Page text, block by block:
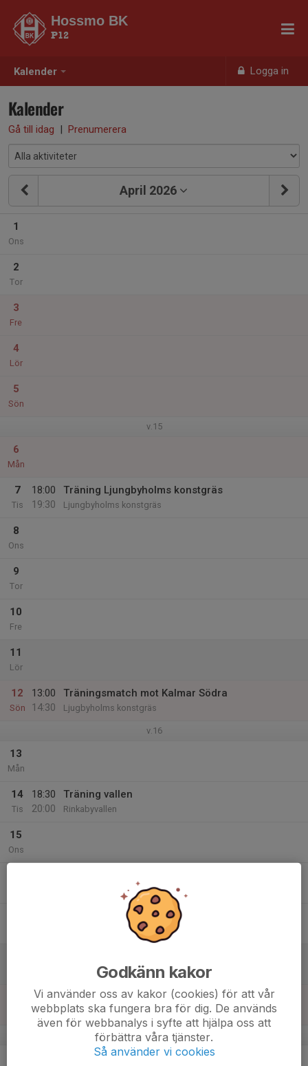
Kalender Logga in
Hossmo BK
P12
Kalender
Gå till idag | Prenumerera
April 2026
1
Ons
2
Tor
3
Fre
4
Lör
5
Sön
v.15
6
Mån
7
Tis
18:00
19:30
Träning Ljungbyholms konstgräs
Ljungbyholms konstgräs
8
Ons
9
Tor
10
Fre
11
Lör
12
Sön
13:00
14:30
Träningsmatch mot Kalmar Södra
Ljugbyholms konstgräs
v.16
13
Mån
14
Tis
18:30
20:00
Träning vallen
Rinkabyvallen
15
Ons
Rinkabyvallen, Rinkabyholm
v.17
Godkänn kakor
Vi använder oss av kakor (cookies) för att vår
webbplats ska fungera bra för dig. De används
även för webbanalys i syfte att hjälpa oss att
förbättra våra tjänster.
Så använder vi cookies